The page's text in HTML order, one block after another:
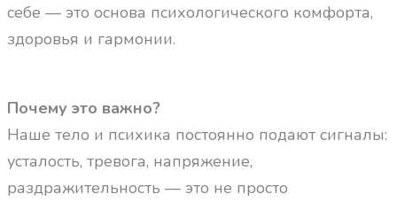
себе — это основа психологического комфорта,
здоровья и гармонии.
Почему это важно?
Наше тело и психика постоянно подают сигналы:
усталость, тревога, напряжение,
раздражительность — это не просто